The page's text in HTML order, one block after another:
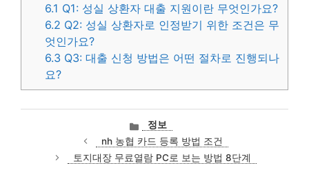
6.1 Q1: 성실 상환자 대출 지원이란 무엇인가요?
6.2 Q2: 성실 상환자로 인정받기 위한 조건은 무
엇인가요?
6.3 Q3: 대출 신청 방법은 어떤 절차로 진행되나
요?
카
테
고
리
정보
nh 농협 카드 등록 방법 조건
토지대장 무료열람 PC로 보는 방법 8단계